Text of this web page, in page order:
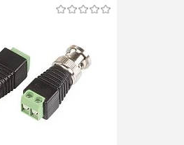
1 клик К сравнению
В наличии